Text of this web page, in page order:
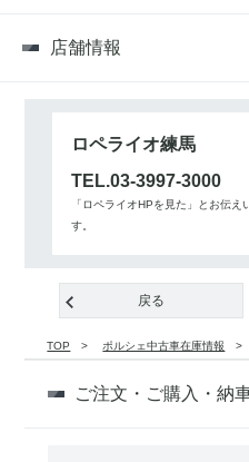
店舗情報
ロペライオ練馬
TEL.03-3997-3000
「ロペライオHPを見た」とお伝
す。
戻る
TOP ポルシェ中古車在庫情報
ご注文・ご購入・納